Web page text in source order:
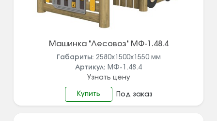
Машинка "Лесовоз" МФ-1.48.4
Габариты: 2580x1500x1550 мм
Артикул: МФ-1.48.4
Узнать цену
Купить Под заказ